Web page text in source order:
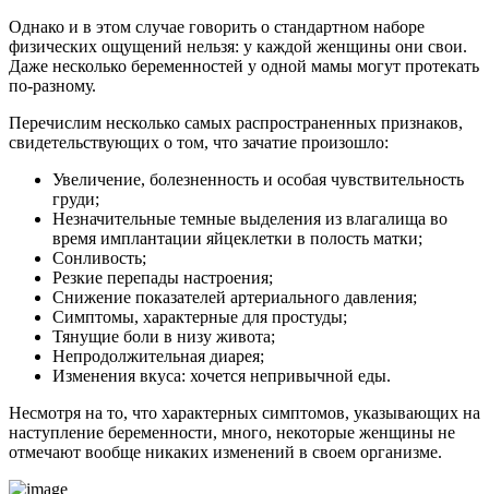
Однако и в этом случае говорить о стандартном наборе
физических ощущений нельзя: у каждой женщины они свои.
Даже несколько беременностей у одной мамы могут протекать
по-разному.
Перечислим несколько самых распространенных признаков,
свидетельствующих о том, что зачатие произошло:
Увеличение, болезненность и особая чувствительность
груди;
Незначительные темные выделения из влагалища во
время имплантации яйцеклетки в полость матки;
Сонливость;
Резкие перепады настроения;
Снижение показателей артериального давления;
Симптомы, характерные для простуды;
Тянущие боли в низу живота;
Непродолжительная диарея;
Изменения вкуса: хочется непривычной еды.
Несмотря на то, что характерных симптомов, указывающих на
наступление беременности, много, некоторые женщины не
отмечают вообще никаких изменений в своем организме.